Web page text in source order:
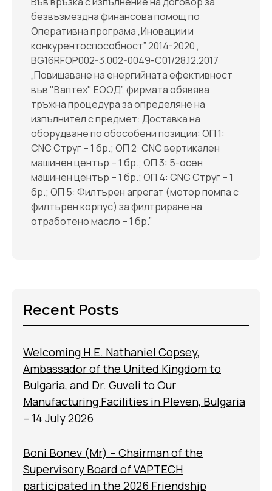
безвъзмездна финансова помощ по
Оперативна програма „Иновации и
конкурентоспособност” 2014-2020 ,
BG16RFOP002-3.002-0049-C01/28.12.2017
„Повишаване на енергийната ефективност
във "Ваптех" ЕООД”, фирмата обявява
тръжна процедура за определяне на
изпълнител с предмет: Доставка на
оборудване по обособени позиции: ОП 1:
CNC Струг – 1 бр.; ОП 2: CNC вертикален
машинен център – 1 бр.; ОП 3: 5-осен
мaшинен център – 1 бр.; ОП 4: CNC Струг – 1
бр.; ОП 5: Филтърен агрегат (мотор помпа с
филтърен корпус) за филтриране на
отработено масло – 1 бр.”
Recent Posts
Welcoming H.E. Nathaniel Copsey,
Ambassador of the United Kingdom to
Bulgaria, and Dr. Guveli to Our
Manufacturing Facilities in Pleven, Bulgaria
– 14 July 2026
Boni Bonev (Mr) – Chairman of the
Supervisory Board of VAPTECH
participated in the 2026 Friendship